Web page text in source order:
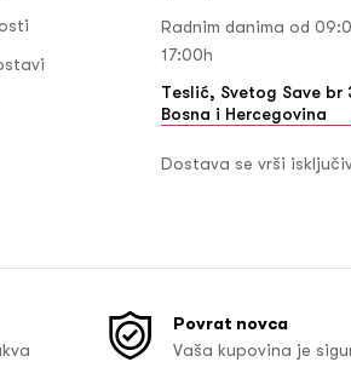
Radnim danima od
17:00h
Teslić, Svetog Save br
Bosna i Hercegovina
Dostava se vrši
Povrat novca
Vaša kupovina je